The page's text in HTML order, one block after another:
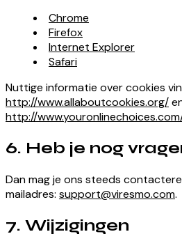
Chrome
Firefox
Internet Explorer
Safari
Nuttige informatie over cookies
http://www.allaboutcookies.org/
http://
6. Heb je nog
Dan mag je ons steeds
mailadres: support@viresmo.com.
7. Wijzigingen